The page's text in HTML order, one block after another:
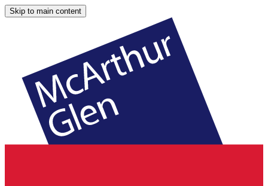
Skip to main content